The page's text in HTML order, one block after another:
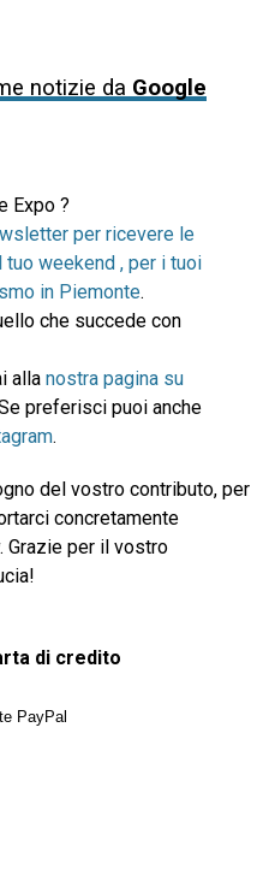
notizie da Google
Expo ?
per ricevere le
weekend , per i tuoi
in Piemonte.
che succede con
alla nostra pagina su
preferisci puoi anche
.
del vostro contributo, per
concretamente
Grazie per il vostro
di credito